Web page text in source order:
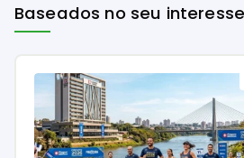
Baseados no seu interesse